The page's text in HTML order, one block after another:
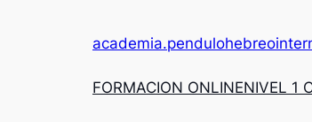
FORMACION ONLINENIVEL 1